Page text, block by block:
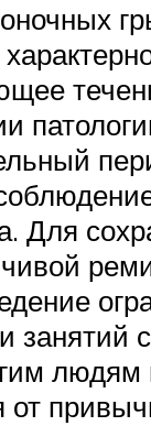
Для
занятий
людям
от